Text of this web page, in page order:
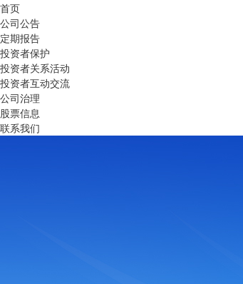
首页
公司公告
定期报告
投资者保护
投资者关系活动
投资者互动交流
公司治理
股票信息
联系我们